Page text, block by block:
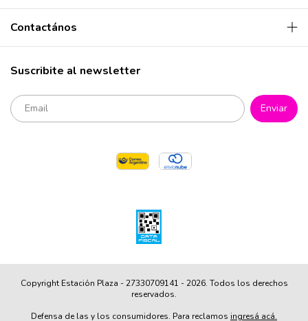
Contactános
Suscribite al newsletter
Copyright Estación Plaza - 27330709141 - 2026. Todos los derechos
reservados.
Defensa de las y los consumidores. Para reclamos ingresá acá.